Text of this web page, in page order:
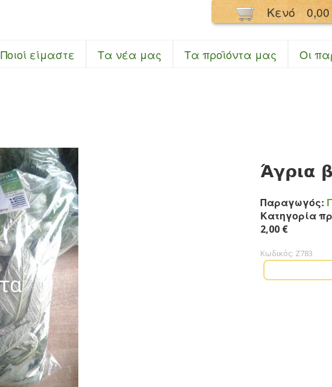
Παράκαμψη
προς το
Κενό
Συνεταιρισμός Κουκούλι
Ποιοί είμαστε Τα νέα μας Τα προϊόντα μας Oι
Άγρια
Παραγωγός:
Κατηγορία
2,00 €
Κωδικός: Z783